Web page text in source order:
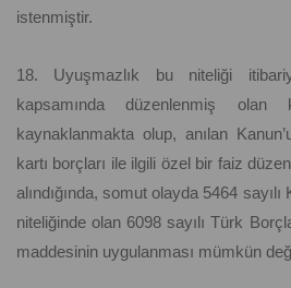
istenmiştir.
18. Uyuşmazlık bu niteliği
kapsamında düzenlenmiş olan
kaynaklanmakta olup, anılan
kartı borçları ile ilgili özel bir faiz
alındığında, somut olayda 5464
niteliğinde olan 6098 sayılı Türk
maddesinin uygulanması mümkün